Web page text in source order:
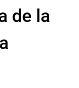
de la